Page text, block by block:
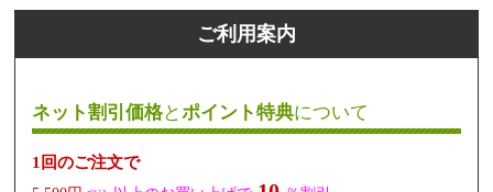
ご利用案内
ネット割引価格とポイント特典について
1回のご注文で